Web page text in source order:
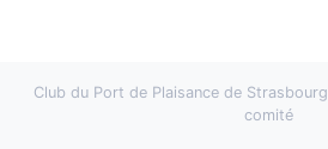
Club du Port de Plaisance de Strasbourg
comité